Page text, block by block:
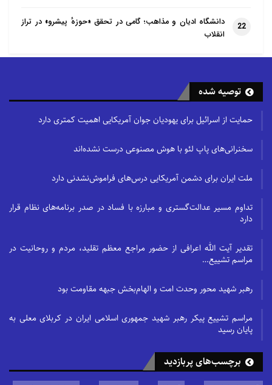
22
دانشگاه ادیان و مذاهب؛ گامی در تحقق «حوزهٔ پیشرو» در تراز
انقلاب
توصیه شده
حمایت از اسرائیل برای یهودیان جوان آمریکایی اهمیت کمتری دارد
سخنرانی‌های پاپ لئو با هوش مصنوعی درست نشده‌اند
ملت ایران برای دشمن آمریکایی درس‌های فراموش‌نشدنی دارد
تداوم مسیر عدالت‌گستری و مبارزه با فساد در صدر برنامه‌های نظام قرار
دارد
تقدیر آیت الله اعرافی از حضور مراجع معظم تقلید، مردم و روحانیت در
مراسم تشییع…
رهبر شهید محور وحدت امت و الهام‌بخش جبهه مقاومت بود
مراسم تشییع پیکر رهبر شهید جمهوری اسلامی ایران در کربلای معلی به
پایان رسید
برچسب‌های پربازدید